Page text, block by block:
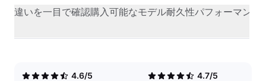
違いを一目で確認購入可能なモデル耐久性パフォーマンス
4.6/5
4.7/5